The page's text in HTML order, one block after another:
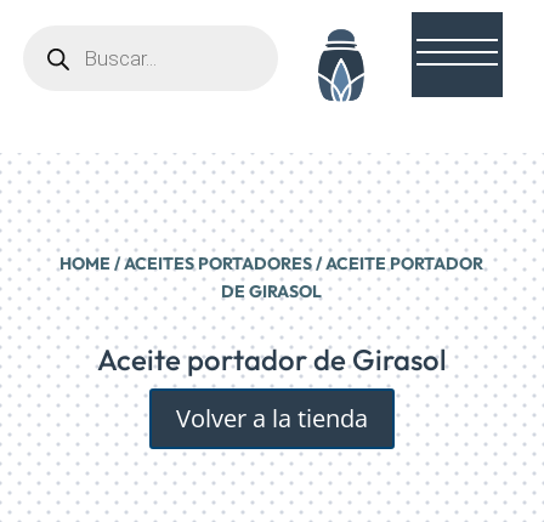
productos
HOME /ACEITES PORTADORES/ ACEITE PORTADOR
DE GIRASOL
Aceite portador de Girasol
Volver a la tienda